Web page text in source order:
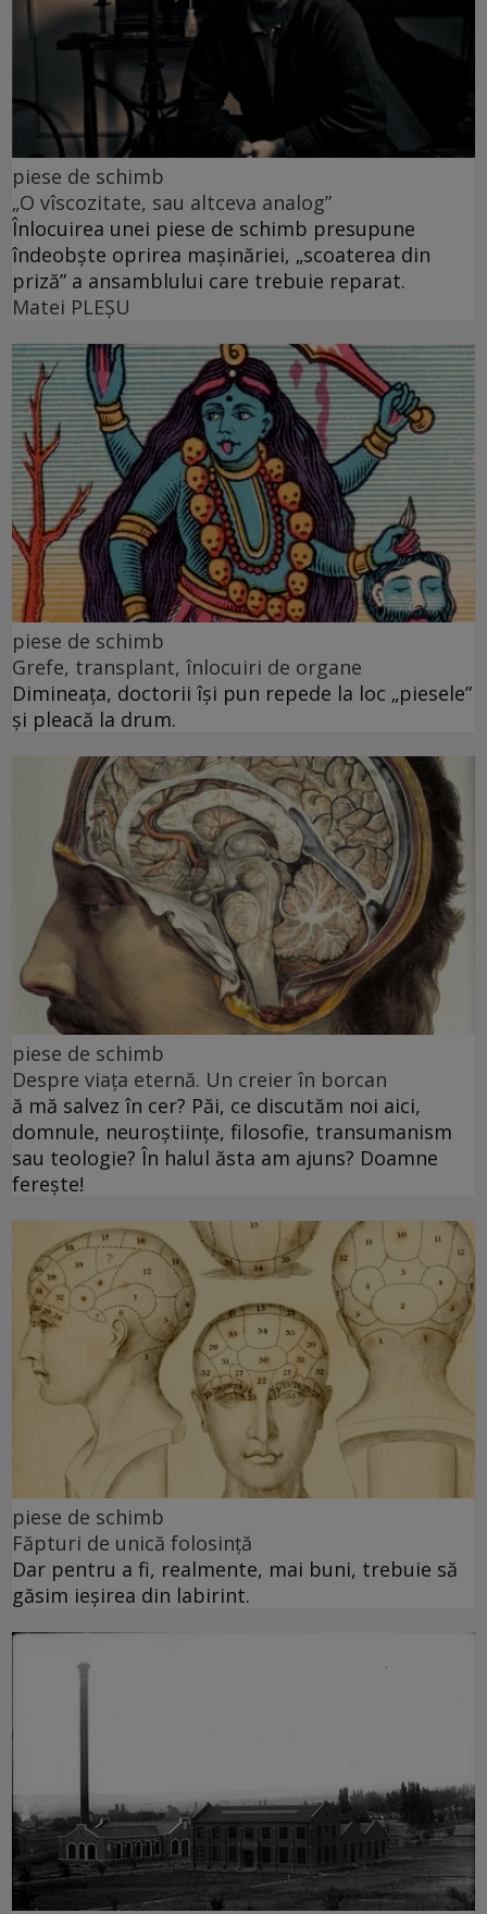
piese de schimb
„O vîscozitate, sau altceva analog”
Înlocuirea unei piese de schimb presupune
îndeobște oprirea mașinăriei, „scoaterea din
priză” a ansamblului care trebuie reparat.
Matei PLEŞU
piese de schimb
Grefe, transplant, înlocuiri de organe
Dimineața, doctorii își pun repede la loc „piesele”
și pleacă la drum.
piese de schimb
Despre viața eternă. Un creier în borcan
ă mă salvez în cer? Păi, ce discutăm noi aici,
domnule, neuroștiințe, filosofie, transumanism
sau teologie? În halul ăsta am ajuns? Doamne
ferește!
piese de schimb
Făpturi de unică folosință
Dar pentru a fi, realmente, mai buni, trebuie să
găsim ieșirea din labirint.